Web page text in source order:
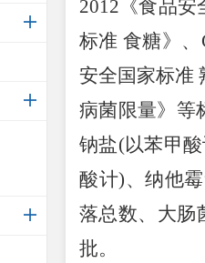
2012 《食品
标准 食糖》、
安全国家标准
病菌限量》等
钠盐(以苯甲
酸计)、纳他
落总数、大肠
批。